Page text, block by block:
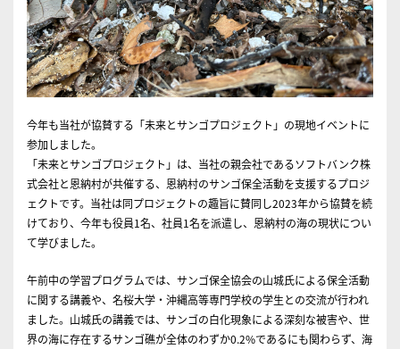
今年も当社が協賛する「未来とサンゴプロジェクト」の現地イベントに
参加しました。
「未来とサンゴプロジェクト」は、当社の親会社であるソフトバンク株
式会社と恩納村が共催する、恩納村のサンゴ保全活動を支援するプロジ
ェクトです。当社は同プロジェクトの趣旨に賛同し2023年から協賛を続
けており、今年も役員1名、社員1名を派遣し、恩納村の海の現状につい
て学びました。
午前中の学習プログラムでは、サンゴ保全協会の山城氏による保全活動
に関する講義や、名桜大学・沖縄高等専門学校の学生との交流が行われ
ました。山城氏の講義では、サンゴの白化現象による深刻な被害や、世
界の海に存在するサンゴ礁が全体のわずか0.2%であるにも関わらず、海